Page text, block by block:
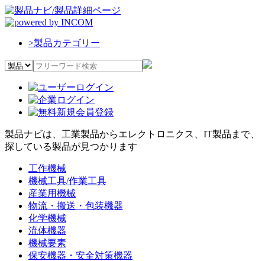
>製品カテゴリー
製品ナビは、工業製品からエレクトロニクス、IT製品まで、
探している製品が見つかります
工作機械
機械工具/作業工具
産業用機械
物流・搬送・包装機器
化学機械
流体機器
機械要素
保安機器・安全対策機器